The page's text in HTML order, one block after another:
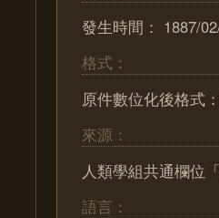
發生時間： 1887/
格式：
原件數位化後格式
來源：
人類學組共通欄位
語言：